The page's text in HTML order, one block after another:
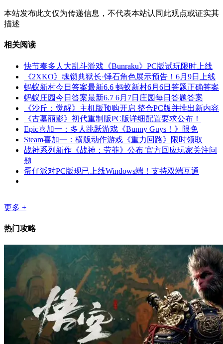
本站发布此文仅为传递信息，不代表本站认同此观点或证实其
描述
相关阅读
快节奏多人大乱斗游戏《Bunraku》PC版试玩限时上线
《2XKO》魂锁典狱长·锤石角色展示预告！6月9日上线
蚂蚁新村今日答案最新6.6 蚂蚁新村6月6日答题正确答案
蚂蚁庄园今日答案最新6.7 6月7日庄园每日答题答案
《沙丘：觉醒》主机版预购开启 整合PC版并推出新内容
《古墓丽影》初代重制版PC版详细配置要求公布！
Epic喜加一：多人跳跃游戏《Bunny Guys！》限免
Steam喜加一：横版动作游戏《重力回路》限时领取
战神系列新作《战神：劳菲》公布 官方回应玩家关注问
题
蛋仔派对PC版现已上线Windows端！支持双端互通
更多 +
热门攻略